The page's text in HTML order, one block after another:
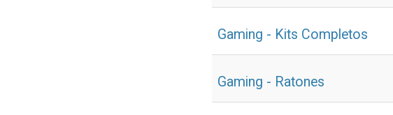
Gaming - Kits Completos
Gaming - Ratones